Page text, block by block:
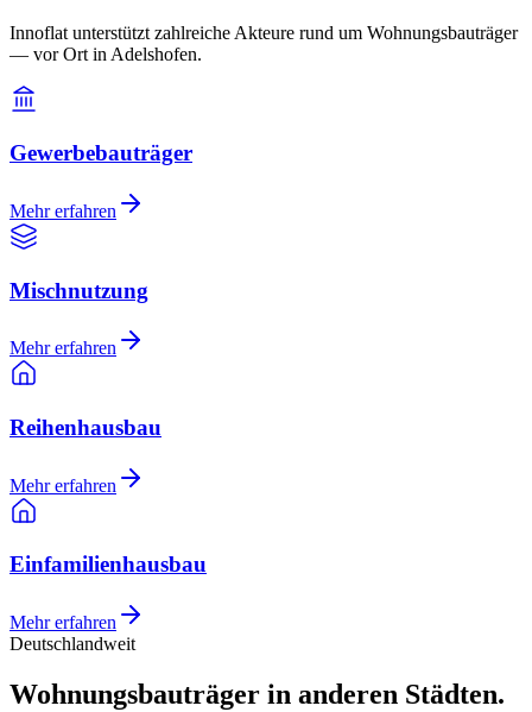
Innoflat unterstützt zahlreiche Akteure rund um Wohnungsbauträger
— vor Ort in Adelshofen.
Gewerbebauträger
Mehr erfahren
Mischnutzung
Mehr erfahren
Reihenhausbau
Mehr erfahren
Einfamilienhausbau
Mehr erfahren
Deutschlandweit
Wohnungsbauträger in anderen Städten.